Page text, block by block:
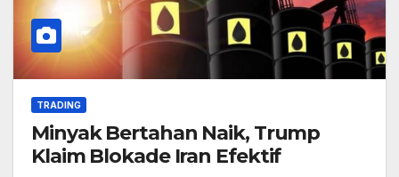
TRADING
Minyak Bertahan Naik, Trump
Klaim Blokade Iran Efektif